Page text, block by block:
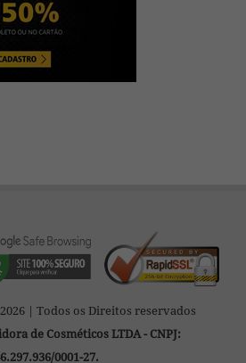
| Todos os Direitos reservados
de Cosméticos LTDA - CNPJ:
0001-27.